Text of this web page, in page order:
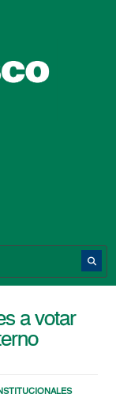
a votar